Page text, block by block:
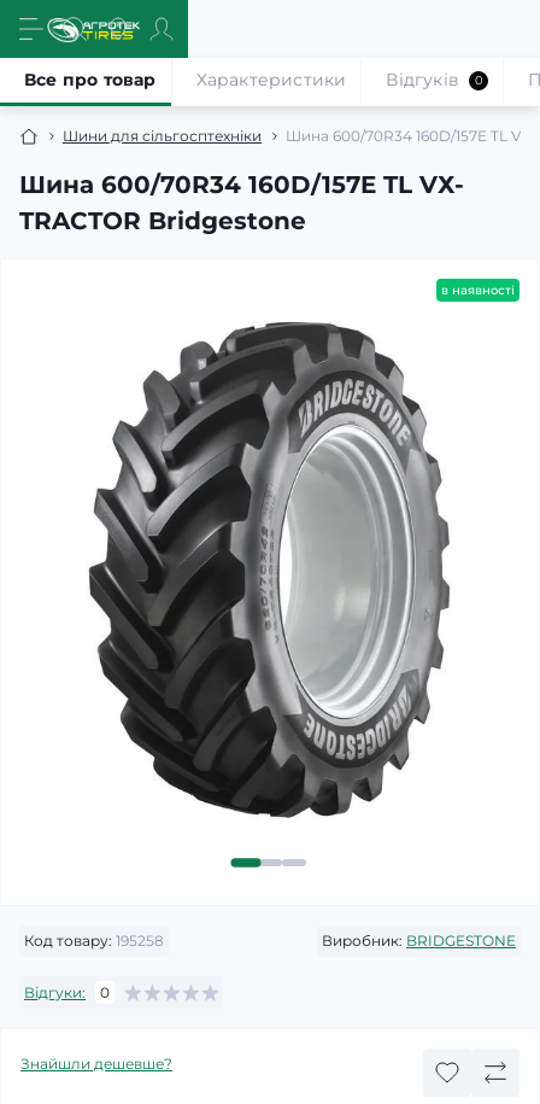
Шини для сільгосптехніки Шина 600/70R34 160D/157E TL
Шина 600/70R34 160D/157E TL VХ-
TRACTOR Bridgestone
Все про товар Характеристики Відгуків 0
в наявності
Код товару: 195258 Виробник: BRIDGESTONE
Відгуки: 0
Знайшли дешевше?